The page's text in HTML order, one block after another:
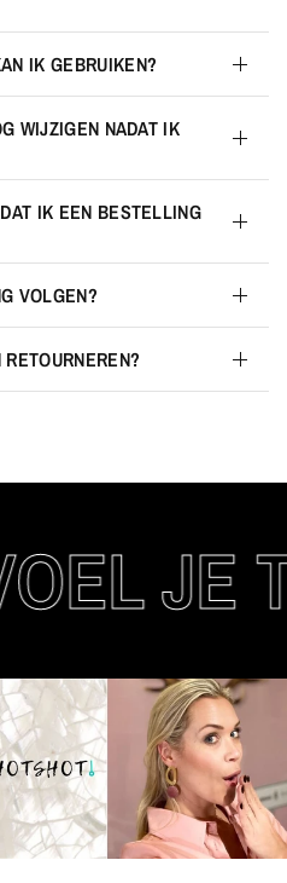
IK GEBRUIKEN?
WIJZIGEN NADAT IK
IK EEN BESTELLING
VOLGEN?
JE